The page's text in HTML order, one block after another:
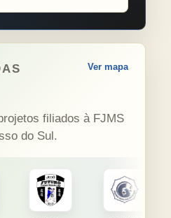
Ver mapa
filiados à FJMS
do Sul.